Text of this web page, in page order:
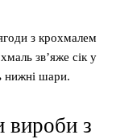
з крохмалем
зв’яже сік у
нижні шари.
вироби з